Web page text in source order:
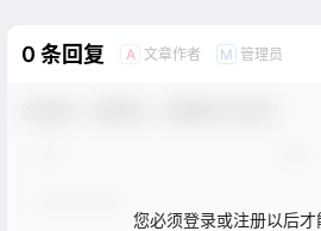
0 条回复 A 文章作者 M 管理员
您必须登录或注册以后